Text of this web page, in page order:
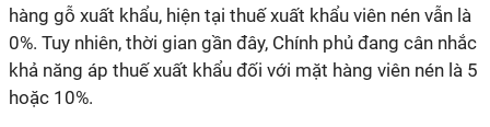
hàng gỗ xuất khẩu, hiện tại thuế xuất khẩu viên nén vẫn là
0%. Tuy nhiên, thời gian gần đây, Chính phủ đang cân nhắc
khả năng áp thuế xuất khẩu đối với mặt hàng viên nén là 5
hoặc 10%.